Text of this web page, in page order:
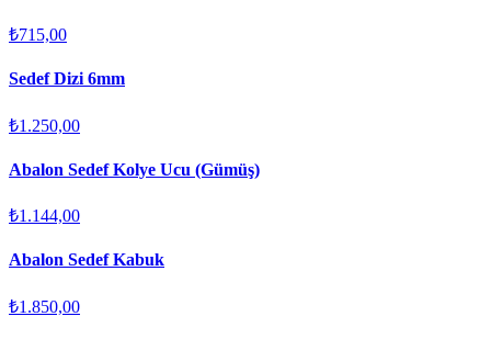
₺715,00
Sedef Dizi 6mm
₺1.250,00
Abalon Sedef Kolye Ucu (Gümüş)
₺1.144,00
Abalon Sedef Kabuk
₺1.850,00